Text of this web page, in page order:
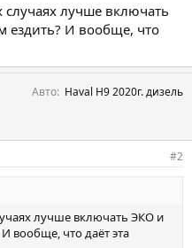
случаях лучше включать
ездить? И вообще, что
Авто Haval Н9 2020г. дизель
#2
лучше включать ЭКО и
вообще, что даёт эта